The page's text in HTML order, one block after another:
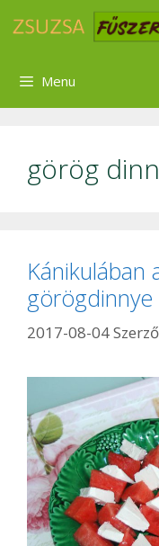
Menu
görög
Kánikulában
görögdinnye
2017-08-04